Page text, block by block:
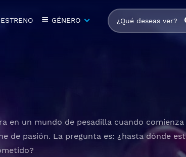
ESTRENO GÉNERO
en un mundo de pesadilla cuando comienza
de pasión. La pregunta es: ¿hasta dónde